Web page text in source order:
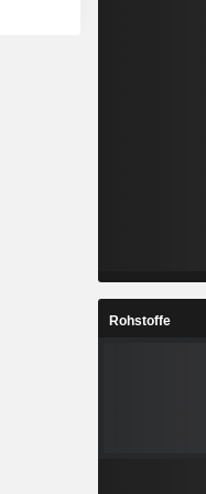
Rohstoffe